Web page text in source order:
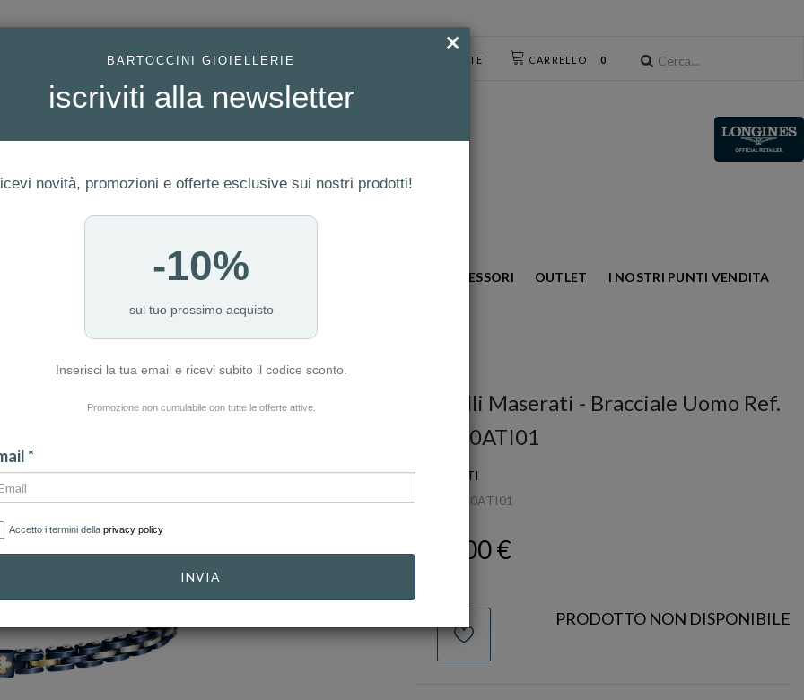
CARRELLO 0
ACCESSO UTENTE
GIOIELLI MODA OROLOGI ACCESSORI OUTLET I NOSTRI PUNTI VENDITA
Gioielli Maserati - Bracciale Uomo Ref.
JM420ATI01
MASERATI
JM420ATI01
119,00 €
PRODOTTO NON DISPONIBILE
×
BARTOCCINI GIOIELLERIE
iscriviti alla newsletter
novità, promozioni e offerte esclusive sui nostri prodotti!
-10%
sul tuo prossimo acquisto
Inserisci la tua email e ricevi subito il codice sconto.
Promozione non cumulabile con tutte le offerte attive.
*
Accetto i termini della privacy policy
INVIA